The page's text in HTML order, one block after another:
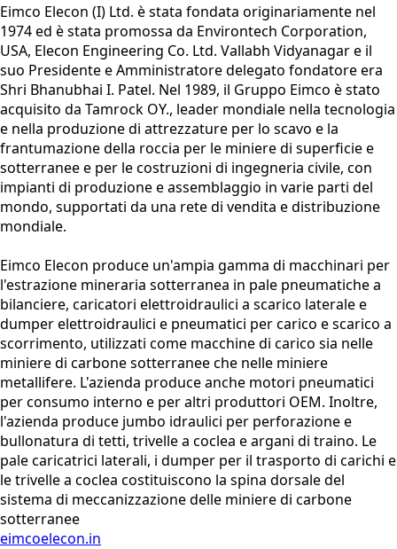
Eimco Elecon (I) Ltd. è stata fondata originariamente nel
1974 ed è stata promossa da Environtech Corporation,
USA, Elecon Engineering Co. Ltd. Vallabh Vidyanagar e il
suo Presidente e Amministratore delegato fondatore era
Shri Bhanubhai I. Patel. Nel 1989, il Gruppo Eimco è stato
acquisito da Tamrock OY., leader mondiale nella tecnologia
e nella produzione di attrezzature per lo scavo e la
frantumazione della roccia per le miniere di superficie e
sotterranee e per le costruzioni di ingegneria civile, con
impianti di produzione e assemblaggio in varie parti del
mondo, supportati da una rete di vendita e distribuzione
mondiale.
Eimco Elecon produce un'ampia gamma di macchinari per
l'estrazione mineraria sotterranea in pale pneumatiche a
bilanciere, caricatori elettroidraulici a scarico laterale e
dumper elettroidraulici e pneumatici per carico e scarico a
scorrimento, utilizzati come macchine di carico sia nelle
miniere di carbone sotterranee che nelle miniere
metallifere. L'azienda produce anche motori pneumatici
per consumo interno e per altri produttori OEM. Inoltre,
l'azienda produce jumbo idraulici per perforazione e
bullonatura di tetti, trivelle a coclea e argani di traino. Le
pale caricatrici laterali, i dumper per il trasporto di carichi e
le trivelle a coclea costituiscono la spina dorsale del
sistema di meccanizzazione delle miniere di carbone
sotterranee
eimcoelecon.in